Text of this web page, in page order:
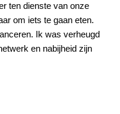
ten dienste van onze
om iets te gaan eten.
Ik was verheugd
en nabijheid zijn